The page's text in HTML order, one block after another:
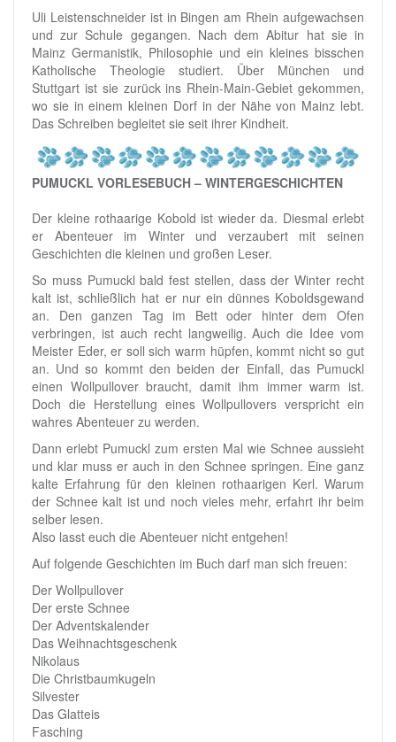
Uli Leistenschneider ist in Bingen am Rhein aufgewachsen
und zur Schule gegangen. Nach dem Abitur hat sie in
Mainz Germanistik, Philosophie und ein kleines bisschen
Katholische Theologie studiert. Über München und
Stuttgart ist sie zurück ins Rhein-Main-Gebiet gekommen,
wo sie in einem kleinen Dorf in der Nähe von Mainz lebt.
Das Schreiben begleitet sie seit ihrer Kindheit.
PUMUCKL VORLESEBUCH – WINTERGESCHICHTEN
Der kleine rothaarige Kobold ist wieder da. Diesmal erlebt
er Abenteuer im Winter und verzaubert mit seinen
Geschichten die kleinen und großen Leser.
So muss Pumuckl bald fest stellen, dass der Winter recht
kalt ist, schließlich hat er nur ein dünnes Koboldsgewand
an. Den ganzen Tag im Bett oder hinter dem Ofen
verbringen, ist auch recht langweilig. Auch die Idee vom
Meister Eder, er soll sich warm hüpfen, kommt nicht so gut
an. Und so kommt den beiden der Einfall, das Pumuckl
einen Wollpullover braucht, damit ihm immer warm ist.
Doch die Herstellung eines Wollpullovers verspricht ein
wahres Abenteuer zu werden.
Dann erlebt Pumuckl zum ersten Mal wie Schnee aussieht
und klar muss er auch in den Schnee springen. Eine ganz
kalte Erfahrung für den kleinen rothaarigen Kerl. Warum
der Schnee kalt ist und noch vieles mehr, erfahrt ihr beim
selber lesen.
Also lasst euch die Abenteuer nicht entgehen!
Auf folgende Geschichten im Buch darf man sich freuen:
Der Wollpullover
Der erste Schnee
Der Adventskalender
Das Weihnachtsgeschenk
Nikolaus
Die Christbaumkugeln
Silvester
Das Glatteis
Fasching